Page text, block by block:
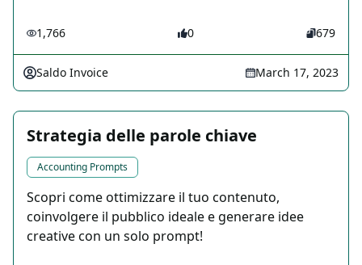
1,766 0 679
Saldo Invoice March 17, 2023
Strategia delle parole chiave
Accounting Prompts
Scopri come ottimizzare il tuo contenuto,
coinvolgere il pubblico ideale e generare idee
creative con un solo prompt!